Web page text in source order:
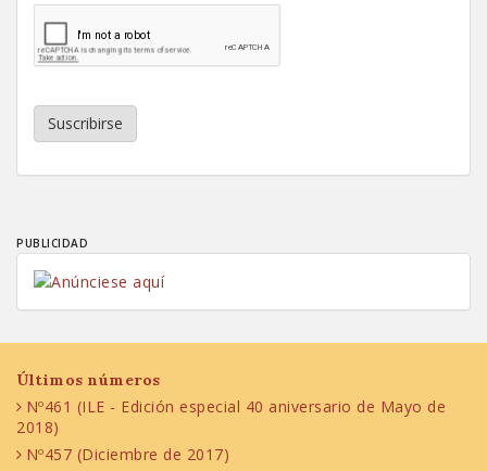
Suscribirse
PUBLICIDAD
Últimos números
Nº461 (ILE - Edición especial 40 aniversario de Mayo de
2018)
Nº457 (Diciembre de 2017)